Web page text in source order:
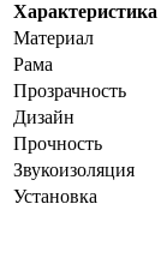
Характеристика
Материал
Рама
Прозрачность
Дизайн
Прочность
Звукоизоляция
Установка